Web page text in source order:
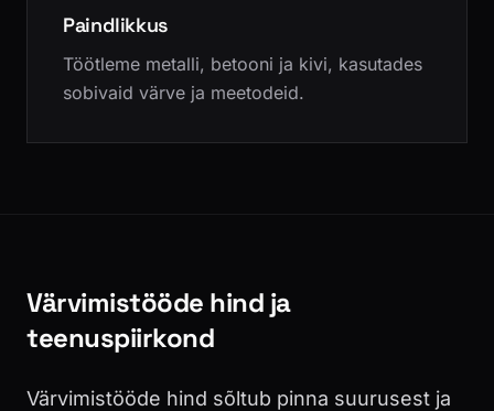
Paindlikkus
Töötleme metalli, betooni ja kivi, kasutades
sobivaid värve ja meetodeid.
Värvimistööde hind ja
teenuspiirkond
Värvimistööde hind sõltub pinna suurusest ja